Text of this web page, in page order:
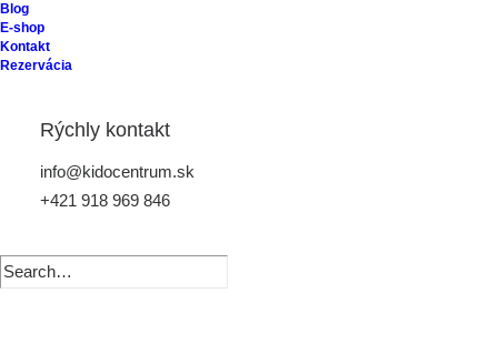
Blog
E-shop
Kontakt
Rezervácia
Rýchly kontakt
info@kidocentrum.sk
+421 918 969 846